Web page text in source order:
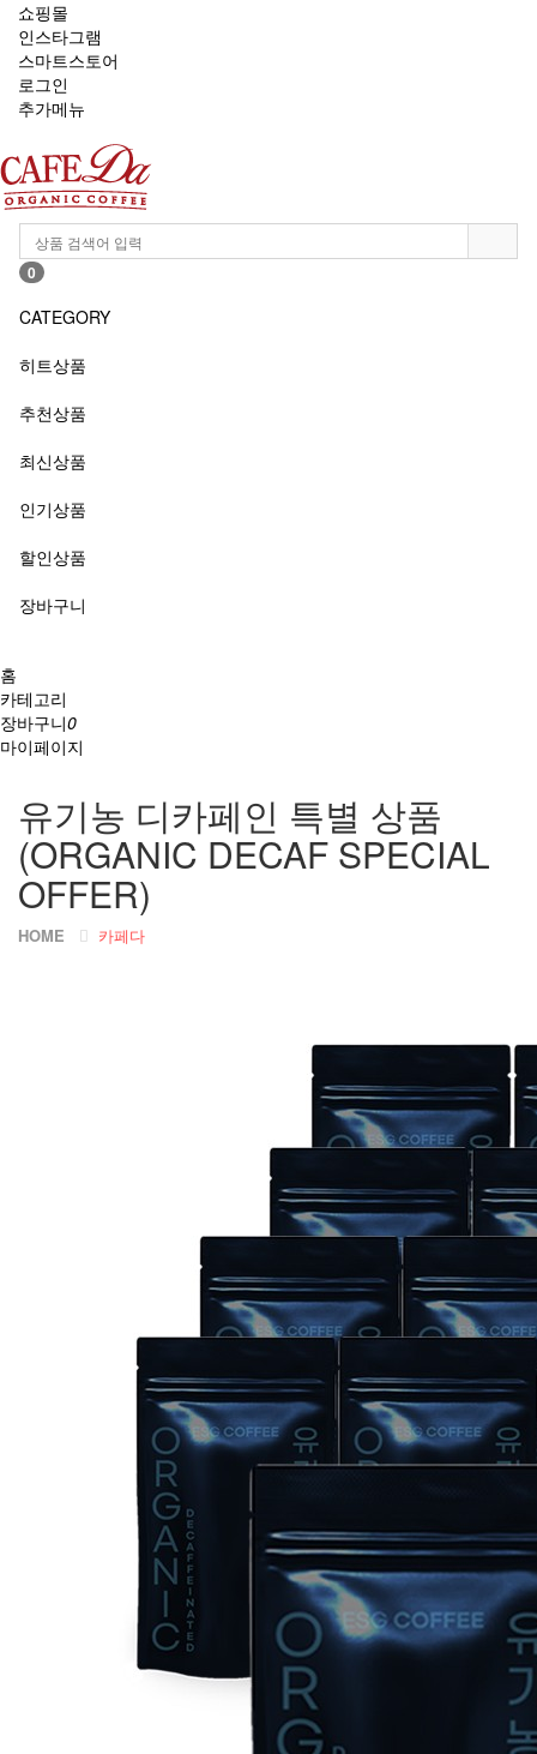
쇼핑몰
인스타그램
스마트스토어
로그인
추가메뉴
0
CATEGORY
히트상품
추천상품
최신상품
인기상품
할인상품
장바구니
홈
카테고리
장바구니0
마이페이지
유기농 디카페인 특별 상품
(ORGANIC DECAF SPECIAL
OFFER)
HOME 카페다